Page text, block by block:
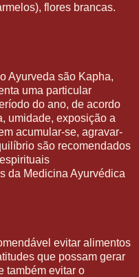
flores brancas.
Ayurveda são Kapha,
uma particular
do ano, de acordo
umidade, exposição a
acumular-se, agravar-
são recomendados
da Medicina Ayurvédica
evitar alimentos
que possam gerar
também evitar o